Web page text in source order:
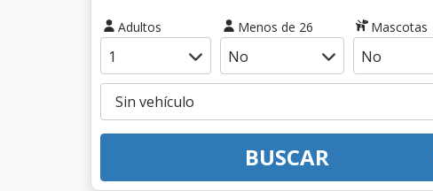
Adultos Menos de 26 Mascotas
BUSCAR